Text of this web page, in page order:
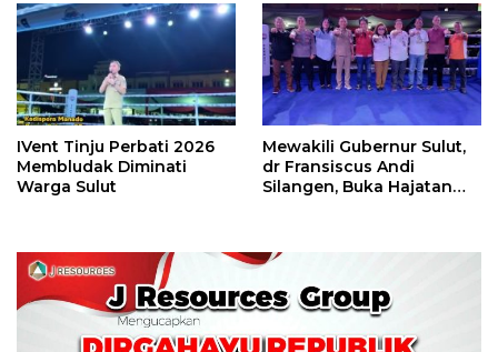
Perbati 2026
IVent Tinju Perbati 2026
Membludak Diminati
Warga Sulut
Mewakili Gubernur Sulut,
dr Fransiscus Andi
Silangen, Buka Hajatan